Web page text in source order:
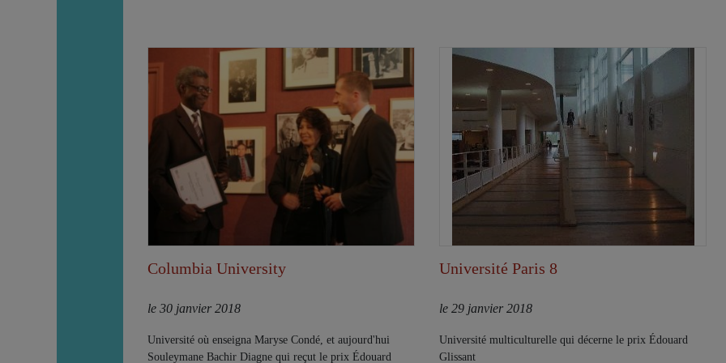
Columbia University
le 30 janvier 2018
Université où enseigna Maryse Condé, et aujourd'hui
Souleymane Bachir Diagne qui reçut le prix Édouard
Université Paris 8
le 29 janvier 2018
Université multiculturelle qui décerne le prix Édouard
Glissant